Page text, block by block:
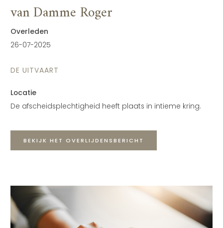
van Damme Roger
Overleden
26-07-2025
DE UITVAART
Locatie
De afscheidsplechtigheid heeft plaats in intieme kring.
BEKIJK HET OVERLIJDENSBERICHT